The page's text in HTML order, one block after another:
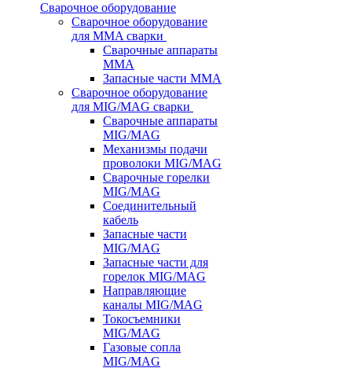
Сварочное оборудование
Сварочное оборудование
для MMA сварки
Сварочные аппараты
MMA
Запасные части MMA
Сварочное оборудование
для MIG/MAG сварки
Сварочные аппараты
MIG/MAG
Механизмы подачи
проволоки MIG/MAG
Сварочные горелки
MIG/MAG
Соединительный
кабель
Запасные части
MIG/MAG
Запасные части для
горелок MIG/MAG
Направляющие
каналы MIG/MAG
Токосъемники
MIG/MAG
Газовые сопла
MIG/MAG